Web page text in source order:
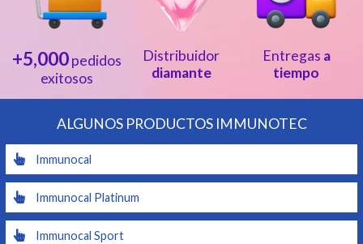
+5,000pedidos
exitosos
Distribuidor
diamante
Entregas a
tiempo
ALGUNOS PRODUCTOS IMMUNOTEC
Immunocal
Immunocal Platinum
Immunocal Sport